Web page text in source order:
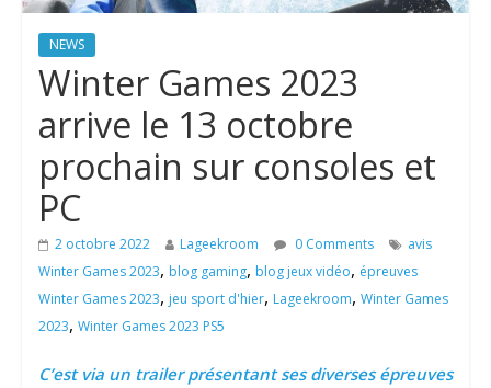
NEWS
Winter Games 2023
arrive le 13 octobre
prochain sur consoles et
PC
2 octobre 2022 Lageekroom 0 Comments
avis
Winter Games 2023, blog gaming, blog jeux vidéo, épreuves
Winter Games 2023, jeu sport d'hier, Lageekroom, Winter Games
2023, Winter Games 2023 PS5
C’est via un trailer présentant ses diverses épreuves